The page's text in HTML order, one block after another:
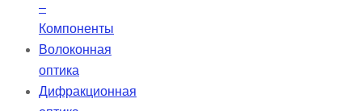
–
Компоненты
Волоконная
оптика
Дифракционная